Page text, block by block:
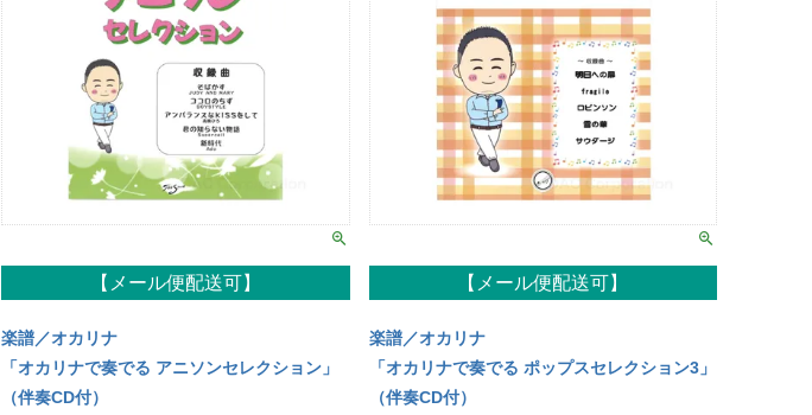
【メール便配送可】
楽譜／オカリナ
「オカリナで奏でる アニソンセレクション」
（伴奏CD付）
【メール便配送可】
楽譜／オカリナ
「オカリナで奏でる ポップスセレクション3」
（伴奏CD付）